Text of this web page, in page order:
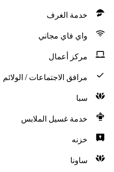
خدمة الغرف
واي فاي مجاني
مركز أعمال
مرافق الاجتماعات / الولائم
سبا
خدمة غسيل الملابس
خزنه
ساونا